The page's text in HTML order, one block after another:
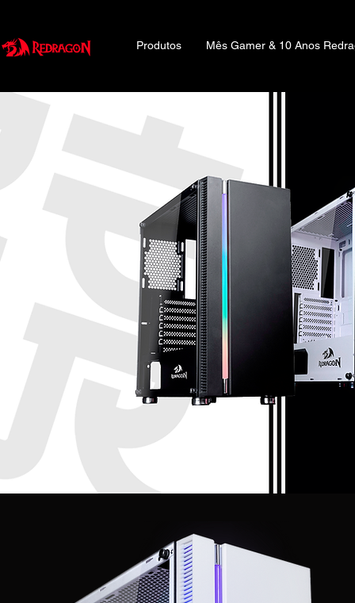
Produtos Mês Gamer & 10 Anos